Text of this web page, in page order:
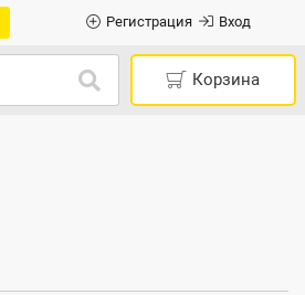
Регистрация Вход
Корзина